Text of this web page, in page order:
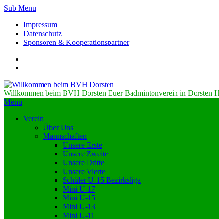
Sub Menu
Impressum
Datenschutz
Sponsoren & Kooperationspartner
Willkommen beim BVH Dorsten Euer Badmintonverein in Dorsten
Menu
Verein
Über Uns
Mannschaften
Unsere Erste
Unsere Zweite
Unsere Dritte
Unsere Vierte
Schüler U-15 Bezirksliga
Mini U-17
Mini U-15
Mini U-13
Mini U-11